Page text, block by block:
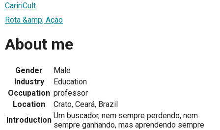
CaririCult
Rota &amp; Ação
About me
Gender
Male
Industry
Education
Occupation professor
Location
Crato, Ceará, Brazil
Introduction Um buscador, nem sempre perdendo, nem
sempre ganhando, mas aprendendo sempre